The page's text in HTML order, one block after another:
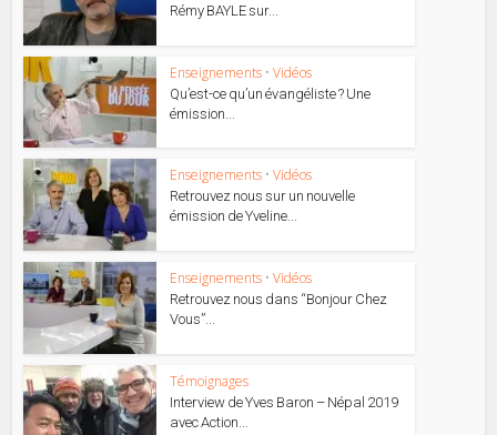
Rémy BAYLE sur...
Enseignements • Vidéos
Qu’est-ce qu’un évangéliste ? Une
émission...
Enseignements • Vidéos
Retrouvez nous sur un nouvelle
émission de Yveline...
Enseignements • Vidéos
Retrouvez nous dans “Bonjour Chez
Vous”...
Témoignages
Interview de Yves Baron – Népal 2019
avec Action...